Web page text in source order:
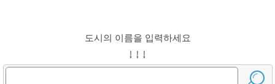
도시의 이름을 입력하세요
↓ ↓ ↓